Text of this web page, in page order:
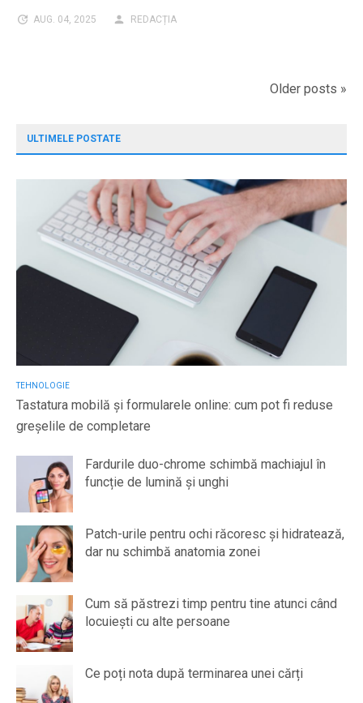
AUG. 04, 2025 REDACȚIA
Older posts »
ULTIMELE POSTATE
TEHNOLOGIE
Tastatura mobilă și formularele online: cum pot fi reduse
greșelile de completare
Fardurile duo-chrome schimbă machiajul în
funcție de lumină și unghi
Patch-urile pentru ochi răcoresc și hidratează,
dar nu schimbă anatomia zonei
Cum să păstrezi timp pentru tine atunci când
locuiești cu alte persoane
Ce poți nota după terminarea unei cărți